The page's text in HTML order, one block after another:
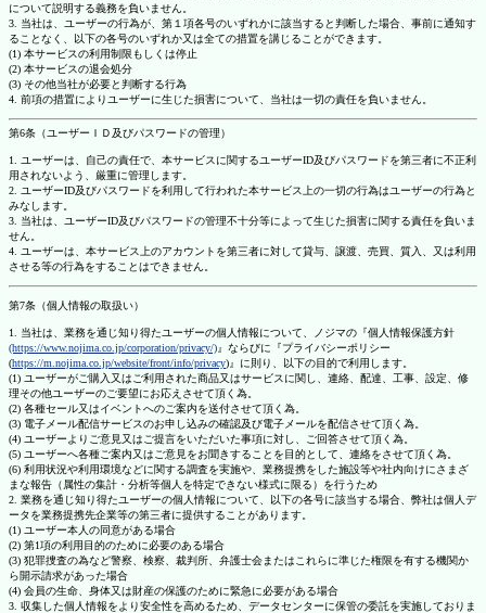
について説明する義務を負いません。
3. 当社は、ユーザーの行為が、第１項各号のいずれかに該当すると判断した場合、事前に通知す
ることなく、以下の各号のいずれか又は全ての措置を講じることができます。
(1) 本サービスの利用制限もしくは停止
(2) 本サービスの退会処分
(3) その他当社が必要と判断する行為
4. 前項の措置によりユーザーに生じた損害について、当社は一切の責任を負いません。
第6条（ユーザーＩＤ及びパスワードの管理）
1. ユーザーは、自己の責任で、本サービスに関するユーザーID及びパスワードを第三者に不正利
用されないよう、厳重に管理します。
2. ユーザーID及びパスワードを利用して行われた本サービス上の一切の行為はユーザーの行為と
みなします。
3. 当社は、ユーザーID及びパスワードの管理不十分等によって生じた損害に関する責任を負いま
せん。
4. ユーザーは、本サービス上のアカウントを第三者に対して貸与、譲渡、売買、質入、又は利用
させる等の行為をすることはできません。
第7条（個人情報の取扱い）
1. 当社は、業務を通じ知り得たユーザーの個人情報について、ノジマの『個人情報保護方針
(https://www.nojima.co.jp/corporation/privacy/)』ならびに『プライバシーポリシー
(https://m.nojima.co.jp/website/front/info/privacy)』に則り、以下の目的で利用します。
(1) ユーザーがご購入又はご利用された商品又はサービスに関し、連絡、配達、工事、設定、修
理その他ユーザーのご要望にお応えさせて頂く為。
(2) 各種セール又はイベントへのご案内を送付させて頂く為。
(3) 電子メール配信サービスのお申し込みの確認及び電子メールを配信させて頂く為。
(4) ユーザーよりご意見又はご提言をいただいた事項に対し、ご回答させて頂く為。
(5) ユーザーへ各種ご案内又はご意見をお聞きすることを目的として、連絡をさせて頂く為。
(6) 利用状況や利用環境などに関する調査を実施や、業務提携をした施設等や社内向けにさまざ
まな報告（属性の集計・分析等個人を特定できない様式に限る）を行うため
2. 業務を通じ知り得たユーザーの個人情報について、以下の各号に該当する場合、弊社は個人デ
ータを業務提携先企業等の第三者に提供することがあります。
(1) ユーザー本人の同意がある場合
(2) 第1項の利用目的のために必要のある場合
(3) 犯罪捜査の為など警察、検察、裁判所、弁護士会またはこれらに準じた権限を有する機関か
ら開示請求があった場合
(4) 会員の生命、身体又は財産の保護のために緊急に必要がある場合
3. 収集した個人情報をより安全性を高めるため、データセンターに保管の委託を実施しておりま